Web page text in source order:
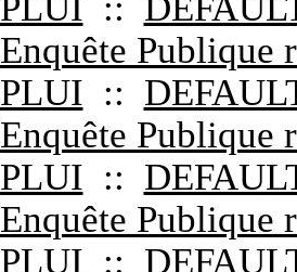
Enquête Publique
PLUI ::
Enquête Publique
PLUI ::
Enquête Publique
PLUI ::